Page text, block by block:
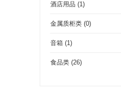
酒店用品 (1)
金属质柜类 (0)
音箱 (1)
食品类 (26)